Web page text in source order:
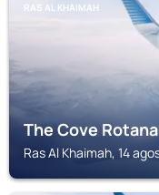
RAS AL KHAIMAH
The Cove
Ras Al Khaimah, 14